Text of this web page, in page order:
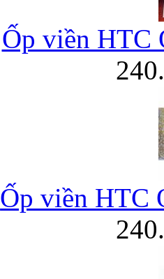
Ốp viền HTC
Ốp viền HTC